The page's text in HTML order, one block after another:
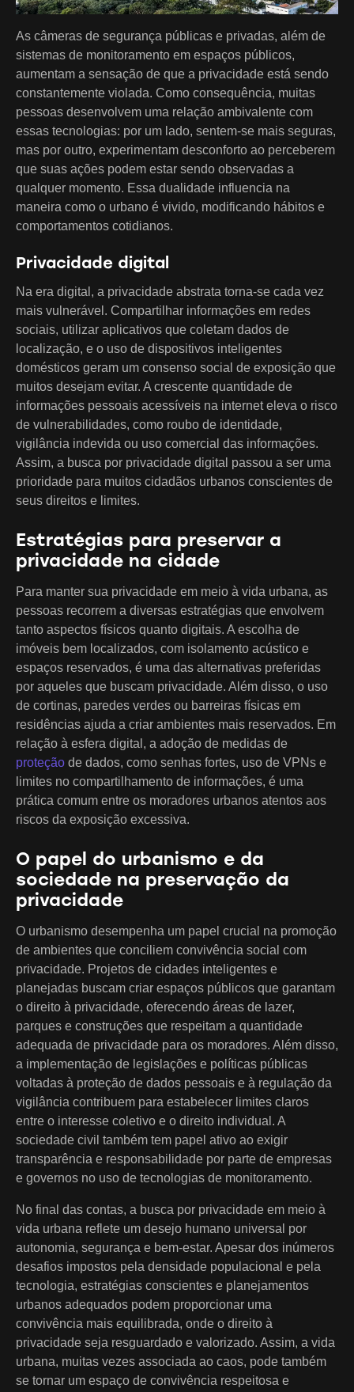
As câmeras de segurança públicas e privadas, além de
sistemas de monitoramento em espaços públicos,
aumentam a sensação de que a privacidade está sendo
constantemente violada. Como consequência, muitas
pessoas desenvolvem uma relação ambivalente com
essas tecnologias: por um lado, sentem-se mais seguras,
mas por outro, experimentam desconforto ao perceberem
que suas ações podem estar sendo observadas a
qualquer momento. Essa dualidade influencia na
maneira como o urbano é vivido, modificando hábitos e
comportamentos cotidianos.
Privacidade digital
Na era digital, a privacidade abstrata torna-se cada vez
mais vulnerável. Compartilhar informações em redes
sociais, utilizar aplicativos que coletam dados de
localização, e o uso de dispositivos inteligentes
domésticos geram um consenso social de exposição que
muitos desejam evitar. A crescente quantidade de
informações pessoais acessíveis na internet eleva o risco
de vulnerabilidades, como roubo de identidade,
vigilância indevida ou uso comercial das informações.
Assim, a busca por privacidade digital passou a ser uma
prioridade para muitos cidadãos urbanos conscientes de
seus direitos e limites.
Estratégias para preservar a
privacidade na cidade
Para manter sua privacidade em meio à vida urbana, as
pessoas recorrem a diversas estratégias que envolvem
tanto aspectos físicos quanto digitais. A escolha de
imóveis bem localizados, com isolamento acústico e
espaços reservados, é uma das alternativas preferidas
por aqueles que buscam privacidade. Além disso, o uso
de cortinas, paredes verdes ou barreiras físicas em
residências ajuda a criar ambientes mais reservados. Em
relação à esfera digital, a adoção de medidas de
proteção de dados, como senhas fortes, uso de VPNs e
limites no compartilhamento de informações, é uma
prática comum entre os moradores urbanos atentos aos
riscos da exposição excessiva.
O papel do urbanismo e da
sociedade na preservação da
privacidade
O urbanismo desempenha um papel crucial na promoção
de ambientes que conciliem convivência social com
privacidade. Projetos de cidades inteligentes e
planejadas buscam criar espaços públicos que garantam
o direito à privacidade, oferecendo áreas de lazer,
parques e construções que respeitam a quantidade
adequada de privacidade para os moradores. Além disso,
a implementação de legislações e políticas públicas
voltadas à proteção de dados pessoais e à regulação da
vigilância contribuem para estabelecer limites claros
entre o interesse coletivo e o direito individual. A
sociedade civil também tem papel ativo ao exigir
transparência e responsabilidade por parte de empresas
e governos no uso de tecnologias de monitoramento.
No final das contas, a busca por privacidade em meio à
vida urbana reflete um desejo humano universal por
autonomia, segurança e bem-estar. Apesar dos inúmeros
desafios impostos pela densidade populacional e pela
tecnologia, estratégias conscientes e planejamentos
urbanos adequados podem proporcionar uma
convivência mais equilibrada, onde o direito à
privacidade seja resguardado e valorizado. Assim, a vida
urbana, muitas vezes associada ao caos, pode também
se tornar um espaço de convivência respeitosa e